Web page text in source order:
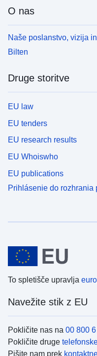
O nas
Naše poslanstvo, vizija
Bilten
Druge storitve
EU law
EU tenders
EU research results
EU Whoiswho
EU publications
Prihlásenie do
To spletišče upravlja
Navežite stik z EU
Pokličite nas na 00 800
Pokličite druge
Pišite nam prek